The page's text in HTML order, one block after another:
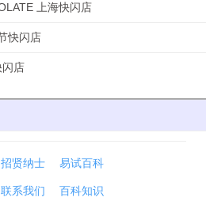
上海快闪店
快闪店
闪店
招贤纳士 易试百科
联系我们 百科知识